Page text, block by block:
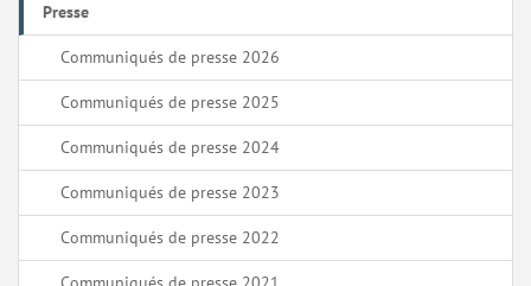
Presse
Communiqués de presse 2026
Communiqués de presse 2025
Communiqués de presse 2024
Communiqués de presse 2023
Communiqués de presse 2022